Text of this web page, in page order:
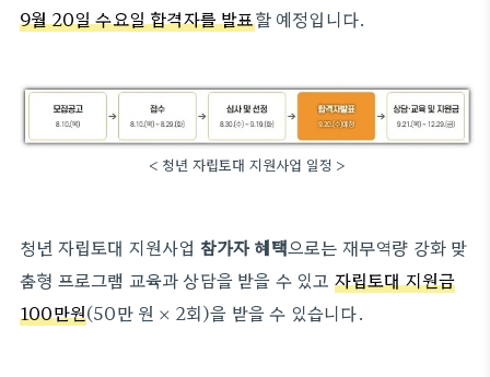
9월 20일 수요일 합격자를 발표할 예정입니다.
< 청년 자립토대 지원사업 일정 >
청년 자립토대 지원사업 참가자 혜택으로는 재무역량 강화 맞
춤형 프로그램 교육과 상담을 받을 수 있고 자립토대 지원금
100만원(50만 원 × 2회)을 받을 수 있습니다.